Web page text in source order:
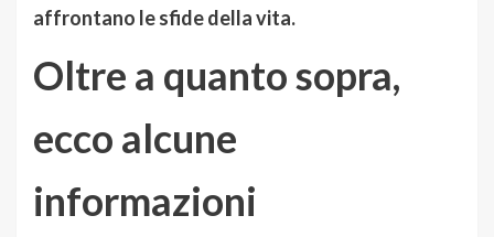
affrontano le sfide della vita.
Oltre a quanto sopra,
ecco alcune
informazioni